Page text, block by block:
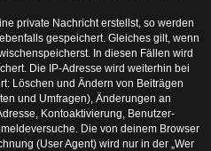
private Nachricht erstellst, so werden
gespeichert. Gleiches gilt, wenn
In diesen Fällen wird
Die IP-Adresse wird weiterhin bei
Löschen und Ändern von Beiträgen
und Umfragen), Änderungen an
Kontoaktivierung, Benutzer-
Die von deinem Browser
(User Agent) wird nur in der „Wer